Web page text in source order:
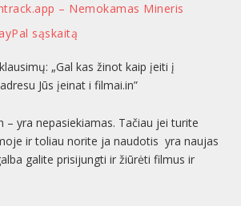
– Nemokamas Mineris
sąskaitą
„Gal kas žinot kaip įeiti į
Jūs įeinat i filmai.in”
– yra nepasiekiamas. Tačiau jei turite
ir toliau norite ja naudotis yra naujas
galite prisijungti ir žiūrėti filmus ir